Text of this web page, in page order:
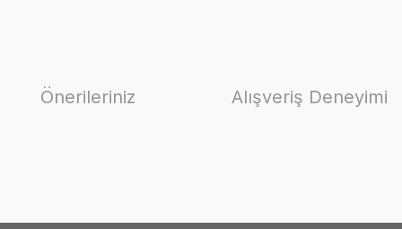
Önerileriniz Alışveriş Deneyimi